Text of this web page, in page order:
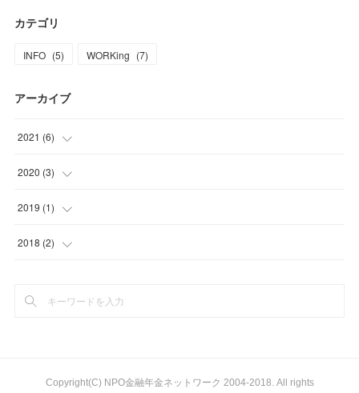
カテゴリ
INFO (5) WORKing (7)
アーカイブ
2021 (6)
( )
( )
2020 (3)
( )
( )
2019 (1)
( )
2018 (2)
Copyright(C) NPO金融年金ネットワーク 2004-2018. All rights